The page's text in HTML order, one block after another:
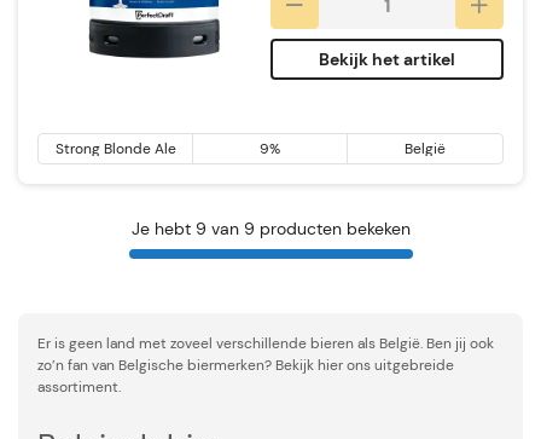
Bekijk het artikel
Strong Blonde Ale 9% België
Je hebt 9 van 9 producten bekeken
Er is geen land met zoveel verschillende bieren als België. Ben jij ook
zo’n fan van Belgische biermerken? Bekijk hier ons uitgebreide
assortiment.